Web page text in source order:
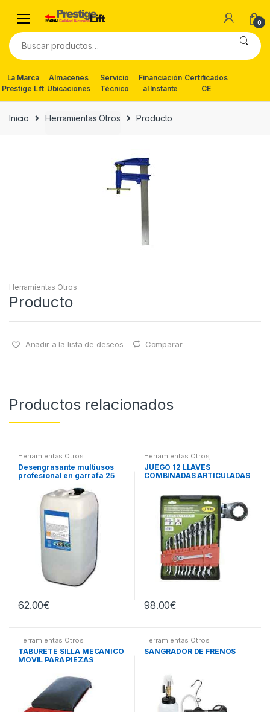
navigation
content
0
Buscar
por:
La Marca
Prestige Lift
Almacenes
Ubicaciones
Servicio
Técnico
Financiación
al Instante
Certificados
CE
Inicio Herramientas Otros Producto
Herramientas Otros
Producto
Añadir a la lista de deseos Comparar
Productos relacionados
Herramientas Otros
Desengrasante multiusos
profesional en garrafa 25
62.00€
Herramientas Otros,
Herramientas De Mano
Herramientas De Mano
JUEGO 12 LLAVES
COMBINADAS ARTICULADAS
98.00€
Herramientas Otros
TABURETE SILLA MECANICO
MOVIL PARA PIEZAS
Herramientas Otros
SANGRADOR DE FRENOS